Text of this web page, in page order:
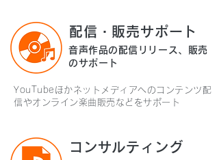
配信・販売サポート
音声作品の配信リリース、販売
のサポート
YouTubeほかネットメディアへのコンテンツ配
信やオンライン楽曲販売などをサポート
コンサルティング